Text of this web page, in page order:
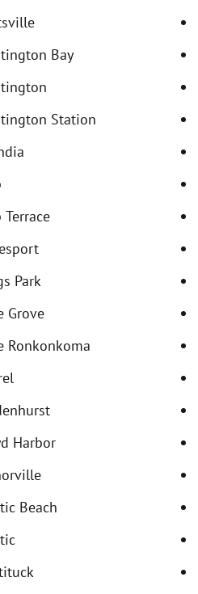
Bay
Station
Park
Grove
Ronkonkoma
Harbor
Beach